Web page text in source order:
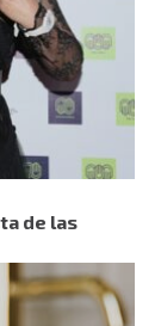
de las